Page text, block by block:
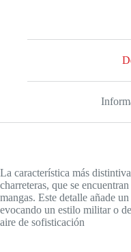
La característica más
charreteras, que se
mangas. Este detalle añade
evocando un estilo militar o
aire de sofisticación